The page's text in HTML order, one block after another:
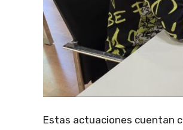
Estas actuaciones cuentan